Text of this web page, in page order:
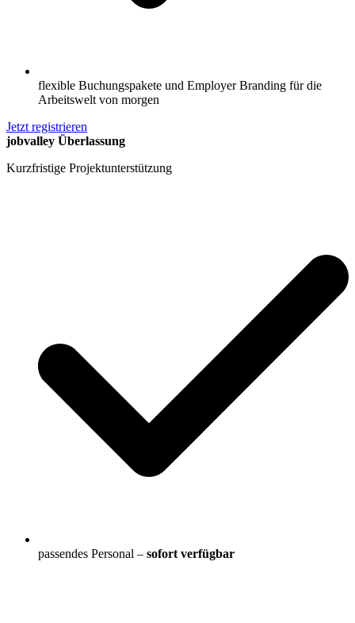
flexible Buchungspakete und Employer Branding für die
Arbeitswelt von morgen
Jetzt registrieren
jobvalley Überlassung
Kurzfristige Projektunterstützung
passendes Personal – sofort verfügbar